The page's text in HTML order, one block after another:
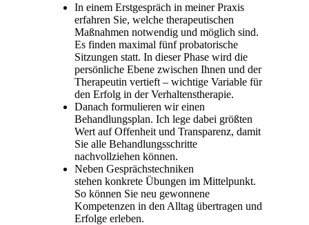
In einem Erstgespräch in meiner Praxis
erfahren Sie, welche therapeutischen
Maßnahmen notwendig und möglich sind.
Es finden maximal fünf probatorische
Sitzungen statt. In dieser Phase wird die
persönliche Ebene zwischen Ihnen und der
Therapeutin vertieft – wichtige Variable für
den Erfolg in der Verhaltenstherapie.
Danach formulieren wir einen
Behandlungsplan. Ich lege dabei größten
Wert auf Offenheit und Transparenz, damit
Sie alle Behandlungsschritte
nachvollziehen können.
Neben Gesprächstechniken
stehen konkrete Übungen im Mittelpunkt.
So können Sie neu gewonnene
Kompetenzen in den Alltag übertragen und
Erfolge erleben.